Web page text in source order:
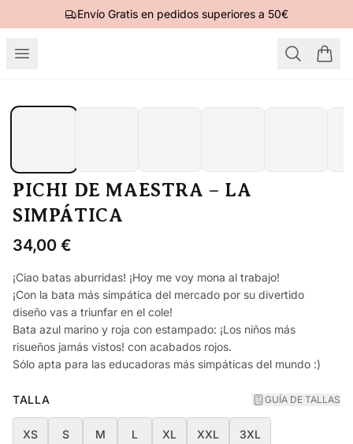
Envío Gratis en pedidos superiores a 50€
PICHI DE MAESTRA – LA
SIMPÁTICA
34,00 €
¡Ciao batas aburridas! ¡Hoy me voy mona al trabajo!
¡Con la bata más simpática del mercado por su divertido
diseño vas a triunfar en el cole!
Bata azul marino y roja con estampado: ¡Los niños más
risueños jamás vistos! con acabados rojos.
Sólo apta para las educadoras más simpáticas del mundo :)
TALLA GUÍA DE TALLAS
XS S M L XL XXL 3XL